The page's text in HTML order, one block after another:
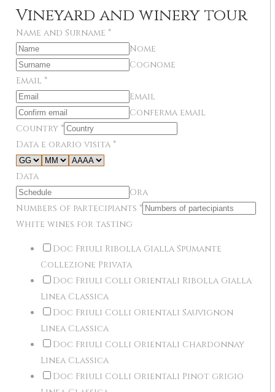
Vineyard and winery tour
Name and Surname *
Nome
Cognome
Email *
Email
Conferma email
Country *
Data e orario visita *
Data
Ora
Numbers of partecipiants *
White wines for tasting
Doc Friuli Ribolla Gialla Spumante
Collezione Privata
Doc Friuli Colli Orientali Ribolla Gialla
Linea Classica
Doc Friuli Colli Orientali Sauvignon
Linea Classica
Doc Friuli Colli Orientali Chardonnay
Linea Classica
Doc Friuli Colli Orientali Pinot grigio